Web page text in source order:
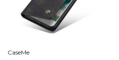
CaseMe